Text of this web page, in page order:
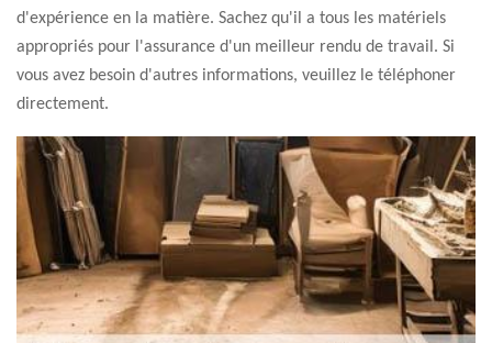
d'expérience en la matière. Sachez qu'il a tous les matériels
appropriés pour l'assurance d'un meilleur rendu de travail. Si
vous avez besoin d'autres informations, veuillez le téléphoner
directement.